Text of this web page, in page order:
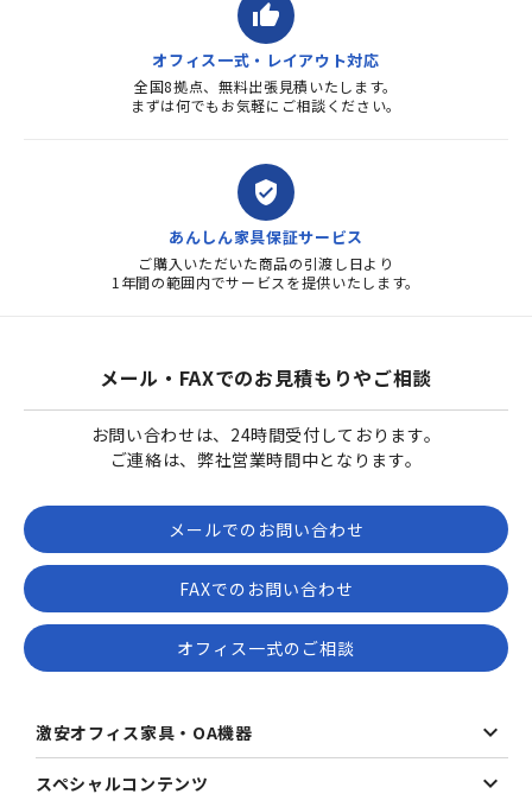
thumb_up
オフィス一式・レイアウト対応
全国8拠点、無料出張見積いたします。
まずは何でもお気軽にご相談ください。
verified_user
あんしん家具保証サービス
ご購入いただいた商品の引渡し日より
1年間の範囲内でサービスを提供いたします。
メール・FAXでのお見積もりやご相談
お問い合わせは、24時間受付しております。
ご連絡は、弊社営業時間中となります。
メールでのお問い合わせ
FAXでのお問い合わせ
オフィス一式のご相談
激安オフィス家具・OA機器
スペシャルコンテンツ